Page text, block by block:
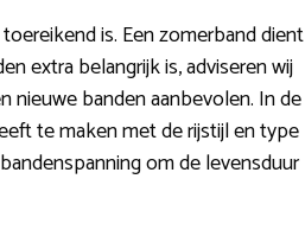
is. Een zomerband dient
extra belangrijk is, adviseren wij
nieuwe banden aanbevolen. In de
te maken met de rijstijl en type
om de levensduur